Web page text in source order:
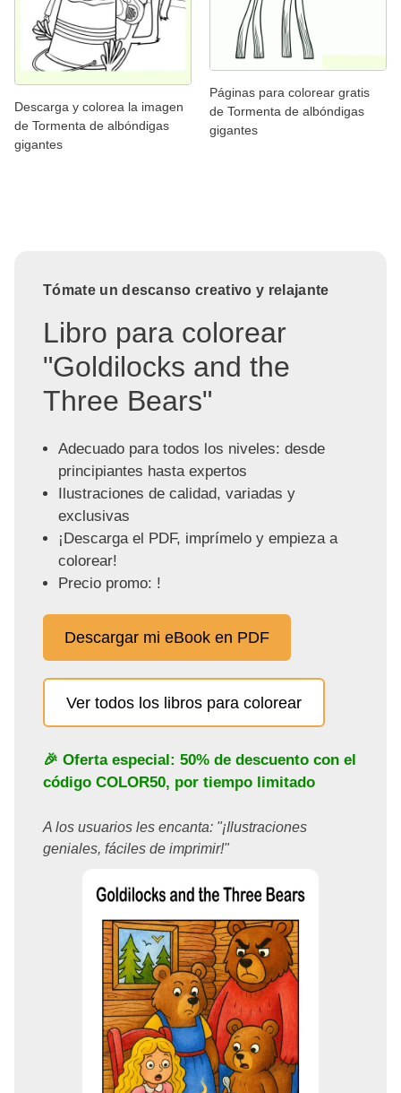
Descarga y colorea la imagen
de Tormenta de albóndigas
gigantes
Páginas para colorear gratis
de Tormenta de albóndigas
gigantes
Tómate un descanso creativo y relajante
Libro para colorear
"Goldilocks and the
Three Bears"
Adecuado para todos los niveles: desde
principiantes hasta expertos
Ilustraciones de calidad, variadas y
exclusivas
¡Descarga el PDF, imprímelo y empieza a
colorear!
Precio promo: !
Descargar mi eBook en PDF
Ver todos los libros para colorear
🎉 Oferta especial: 50% de descuento con el
código COLOR50, por tiempo limitado
A los usuarios les encanta: "¡Ilustraciones
geniales, fáciles de imprimir!"